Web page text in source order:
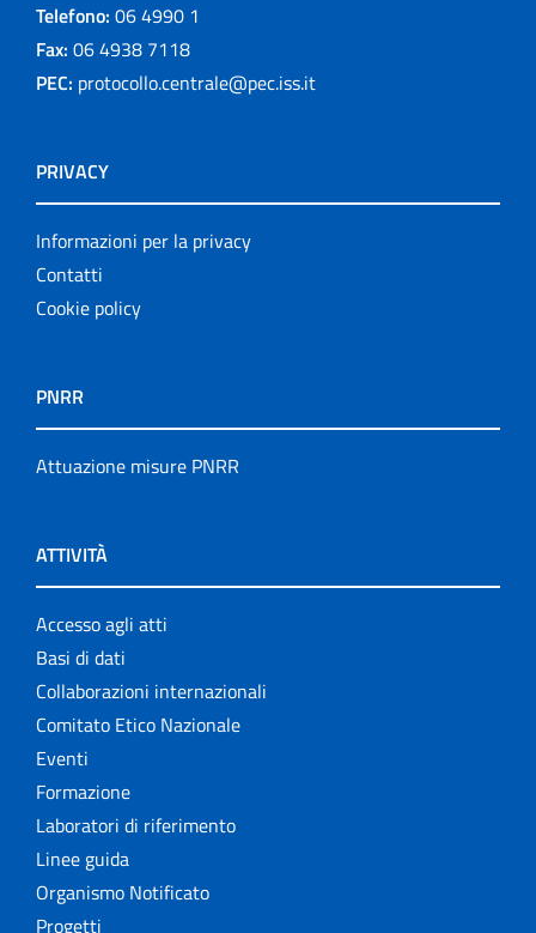
Telefono: 06 4990 1
Fax: 06 4938 7118
PEC: protocollo.centrale@pec.iss.it
PRIVACY
Informazioni per la privacy
Contatti
Cookie policy
PNRR
Attuazione misure PNRR
ATTIVITÀ
Accesso agli atti
Basi di dati
Collaborazioni internazionali
Comitato Etico Nazionale
Eventi
Formazione
Laboratori di riferimento
Linee guida
Organismo Notificato
Progetti